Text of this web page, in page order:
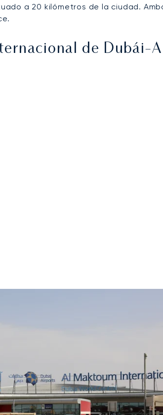
a 20 kilómetros de la ciudad.
de Dubái-
Privados Se